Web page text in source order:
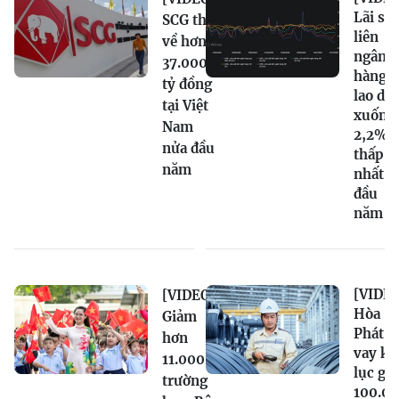
SCG thu
về hơn
37.000
tỷ đồng
tại Việt
Nam
nửa đầu
năm
Lãi
liên
ngân
hàng
lao dốc
xuống
2,2%,
thấp
nhất
đầu
năm
[VIDEO]
Giảm
hơn
11.000
trường
Hòa
Phát
vay kỷ
lục